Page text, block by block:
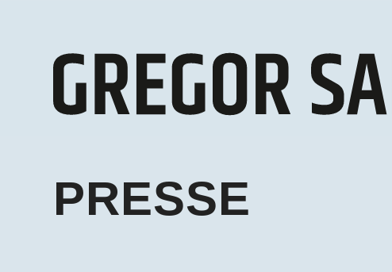
PRESSE